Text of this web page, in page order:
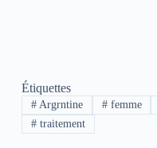
Étiquettes
#Argrntine #femme
#traitement